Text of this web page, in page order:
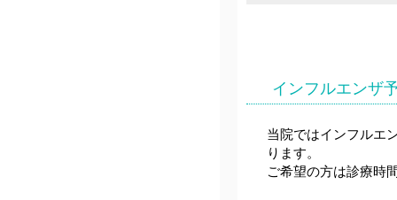
インフルエンザ
当院ではインフルエ
ります。
ご希望の方は診療時